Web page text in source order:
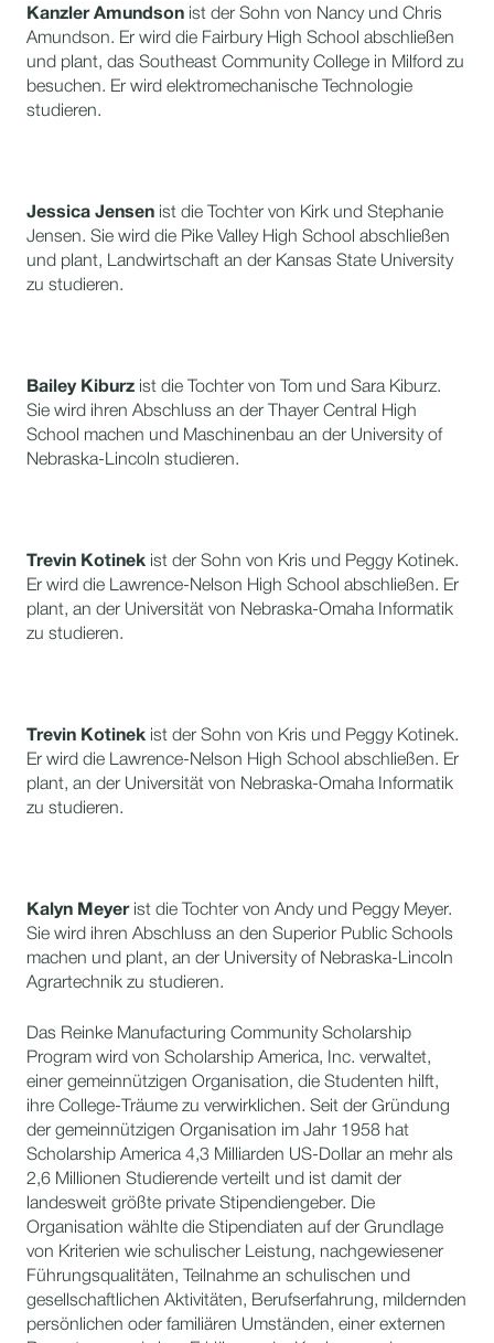
Kanzler Amundson ist der Sohn von Nancy und Chris
Amundson. Er wird die Fairbury High School abschließen
und plant, das Southeast Community College in Milford zu
besuchen. Er wird elektromechanische Technologie
studieren.
Jessica Jensen ist die Tochter von Kirk und Stephanie
Jensen. Sie wird die Pike Valley High School abschließen
und plant, Landwirtschaft an der Kansas State University
zu studieren.
Bailey Kiburz ist die Tochter von Tom und Sara Kiburz.
Sie wird ihren Abschluss an der Thayer Central High
School machen und Maschinenbau an der University of
Nebraska-Lincoln studieren.
Trevin Kotinek ist der Sohn von Kris und Peggy Kotinek.
Er wird die Lawrence-Nelson High School abschließen. Er
plant, an der Universität von Nebraska-Omaha Informatik
zu studieren.
Trevin Kotinek ist der Sohn von Kris und Peggy Kotinek.
Er wird die Lawrence-Nelson High School abschließen. Er
plant, an der Universität von Nebraska-Omaha Informatik
zu studieren.
Kalyn Meyerist die Tochter von Andy und Peggy Meyer.
Sie wird ihren Abschluss an den Superior Public Schools
machen und plant, an der University of Nebraska-Lincoln
Agrartechnik zu studieren.
Das Reinke Manufacturing Community Scholarship
Program wird von Scholarship America, Inc. verwaltet,
einer gemeinnützigen Organisation, die Studenten hilft,
ihre College-Träume zu verwirklichen. Seit der Gründung
der gemeinnützigen Organisation im Jahr 1958 hat
Scholarship America 4,3 Milliarden US-Dollar an mehr als
2,6 Millionen Studierende verteilt und ist damit der
landesweit größte private Stipendiengeber. Die
Organisation wählte die Stipendiaten auf der Grundlage
von Kriterien wie schulischer Leistung, nachgewiesener
Führungsqualitäten, Teilnahme an schulischen und
gesellschaftlichen Aktivitäten, Berufserfahrung, mildernden
persönlichen oder familiären Umständen, einer externen